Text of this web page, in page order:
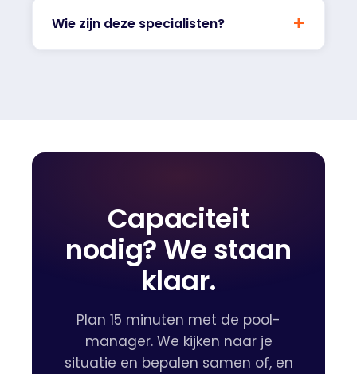
Wie zijn deze specialisten? +
Capaciteit
nodig? We staan
klaar.
Plan 15 minuten met de pool-
manager. We kijken naar je
situatie en bepalen samen of, en